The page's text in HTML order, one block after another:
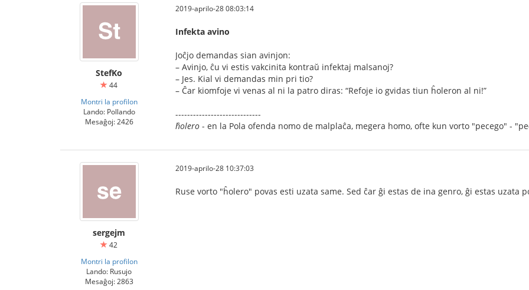
StefKo
44
Montri la profilon
Lando: Pollando
Mesaĝoj: 2426
2019-aprilo-28 08:03:14
Infekta avino
Joĉjo demandas sian avinjon:
– Avinjo, ĉu vi estis vakcinita kontraŭ infektaj malsanoj?
– Jes. Kial vi demandas min pri tio?
– Ĉar kiomfoje vi venas al ni la patro diras: “Refoje io gvidas tiun ĥoleron al ni!”
-----------------------------
ĥolero - en la Pola ofenda nomo de malplaĉa, megera homo, ofte kun vorto "pecego" -
sergejm
42
Montri la profilon
Lando: Rusujo
Mesaĝoj: 2863
2019-aprilo-28 10:37:03
Ruse vorto "ĥolero" povas esti uzata same. Sed ĉar ĝi estas de ina genro, ĝi estas uzata